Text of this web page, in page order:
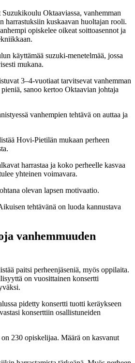
Oktaaviassa, vanhemman
harrastuksiin kuskaavan huoltajan rooli.
opiskelee oikeat soittoasennot ja
käyttämää suzuki-menetelmää, jossa
mukana.
3–4-vuotiaat tarvitsevat vanhemman
sanoo kertoo Oktaavian johtaja
vanhempien tehtävä on auttaa ja
Hovi-Pietilän mukaan perheen
harrastaa ja koko perheelle kasvaa
yhteinen voimavara.
olevan lapsen motivaatio.
tehtävänä on luoda kannustava
vanhemmuuden
paitsi perheenjäseniä, myös oppilaita.
on vuosittainen konsertti
pidetty konsertti tuotti keräykseen
konserttiin osallistuneiden
230 opiskelijaa. Määrä on kasvanut